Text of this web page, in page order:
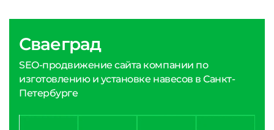
Сваеград
SEO-продвижение сайта компании по
изготовлению и установке навесов в Санкт-
Петербурге